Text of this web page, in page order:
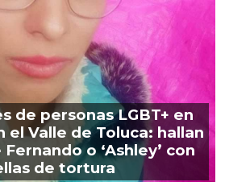
de personas LGBT+ en
el Valle de Toluca: hallan
o ‘Ashley’ con
de tortura